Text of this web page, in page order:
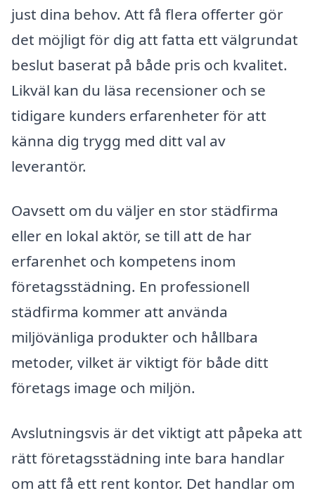
just dina behov. Att få flera offerter gör
det möjligt för dig att fatta ett välgrundat
beslut baserat på både pris och kvalitet.
Likväl kan du läsa recensioner och se
tidigare kunders erfarenheter för att
känna dig trygg med ditt val av
leverantör.
Oavsett om du väljer en stor städfirma
eller en lokal aktör, se till att de har
erfarenhet och kompetens inom
företagsstädning. En professionell
städfirma kommer att använda
miljövänliga produkter och hållbara
metoder, vilket är viktigt för både ditt
företags image och miljön.
Avslutningsvis är det viktigt att påpeka att
rätt företagsstädning inte bara handlar
om att få ett rent kontor. Det handlar om